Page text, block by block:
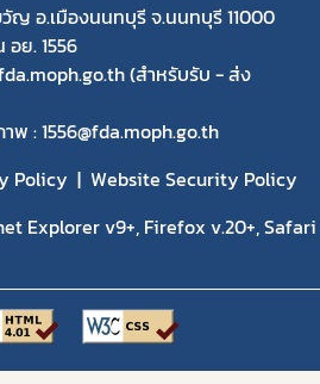
ญ อ.เมืองนนทบุรี จ.นนทบุรี 11000
ย. 1556
(สำหรับรับ - ส่ง
: 1556@fda.moph.go.th
Policy
Website Security Policy
Explorer v9+, Firefox v.20+, Safari